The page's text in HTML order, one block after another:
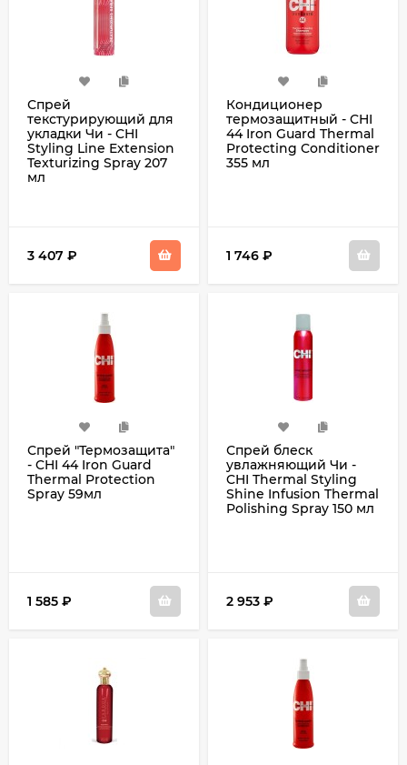
Спрей
текстурирующий для
укладки Чи - CHI
Styling Line Extension
Texturizing Spray 207
мл
3 407 ₽
Кондиционер
термозащитный - CHI
44 Iron Guard Thermal
Protecting Conditioner
355 мл
1 746 ₽
Спрей "Термозащита"
- CHI 44 Iron Guard
Thermal Protection
Spray 59мл
1 585 ₽
Спрей блеск
увлажняющий Чи -
CHI Thermal Styling
Shine Infusion Thermal
Polishing Spray 150 мл
2 953 ₽